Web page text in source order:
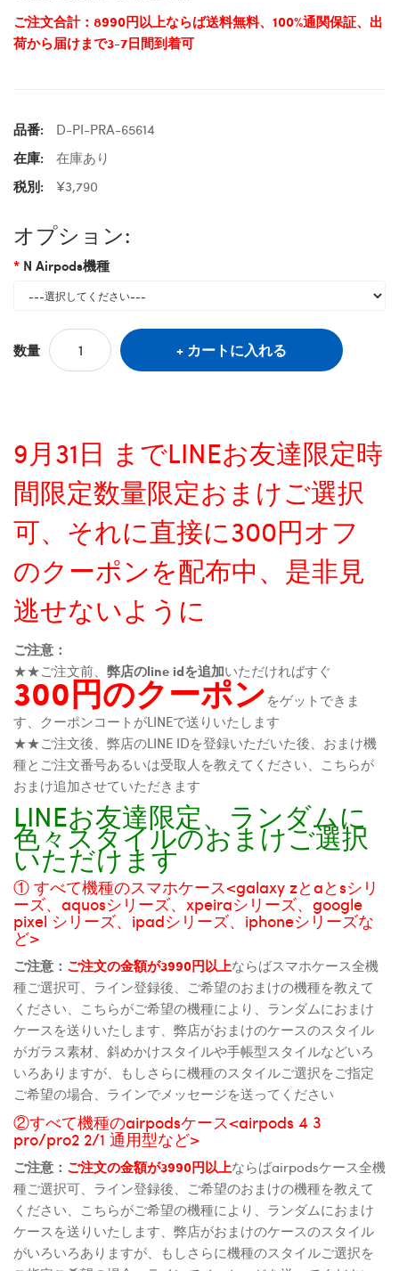
ご注文合計：8990円以上ならば送料無料、100%通関保証、出
荷から届けまで3-7日間到着可
品番:
D-PI-PRA-65614
在庫:
在庫あり
税別:
¥3,790
オプション:
N Airpods機種
数量 カートに入れる
9月31日 までLINEお友達限定時
間限定数量限定おまけご選択
可、それに直接に300円オフ
のクーポンを配布中、是非見
逃せないように
ご注意：
★★ご注文前、 弊店のline idを追加いただければすぐ
300円のクーポンをゲットできま
す、クーポンコートがLINEで送りいたします
★★ご注文後、弊店のLINE IDを登録いただいた後、おまけ機
種とご注文番号あるいは受取人を教えてください、こちらが
おまけ追加させていただきます
LINEお友達限定、ランダムに
色々スタイルのおまけご選択
いただけます
① すべて機種のスマホケース<galaxy zとaとsシリ
ーズ、aquosシリーズ、xpeiraシリーズ、google
pixel シリーズ、ipadシリーズ、iphoneシリーズな
ど>
ご注意： ご注文の金額が3990円以上ならばスマホケース全機
種ご選択可、ライン登録後、ご希望のおまけの機種を教えて
ください、こちらがご希望の機種により、ランダムにおまけ
ケースを送りいたします、弊店がおまけのケースのスタイル
がガラス素材、斜めかけスタイルや手帳型スタイルなどいろ
いろありますが、もしさらに機種のスタイルご選択をご指定
ご希望の場合、ラインでメッセージを送ってください
②すべて機種のairpodsケース<airpods 4 3
pro/pro2 2/1 通用型など>
ご注意： ご注文の金額が3990円以上ならばairpodsケース全機
種ご選択可、ライン登録後、ご希望のおまけの機種を教えて
ください、こちらがご希望の機種により、ランダムにおまけ
ケースを送りいたします、弊店がおまけのケースのスタイル
がいろいろありますが、もしさらに機種のスタイルご選択を